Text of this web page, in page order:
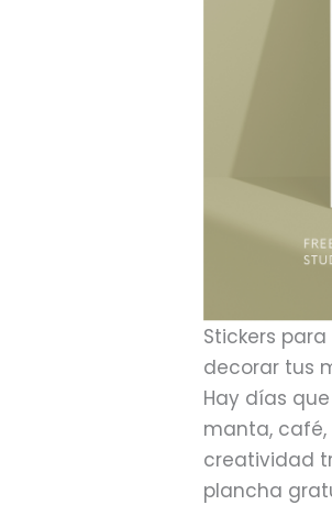
Stickers
decorar tus
Hay días
manta, café,
creatividad
plancha